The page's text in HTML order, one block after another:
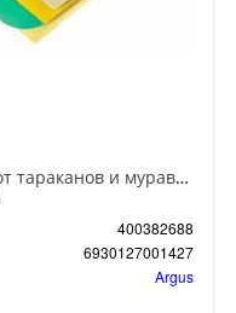
Argus Клеевая ловушка-домик от тараканов и муравьев
400382688
6930127001427
Argus